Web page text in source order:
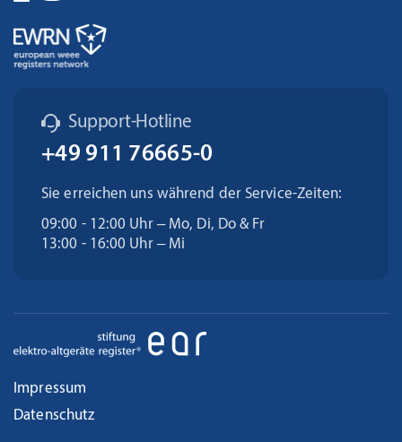
Support-Hotline
+49 911 76665-0
Sie erreichen uns während der Service-Zeiten:
09:00 - 12:00 Uhr – Mo, Di, Do & Fr
13:00 - 16:00 Uhr – Mi
Impressum
Datenschutz